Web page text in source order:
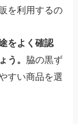
を利用するの
をよく確認
う。 脇の黒ず
すい商品を選